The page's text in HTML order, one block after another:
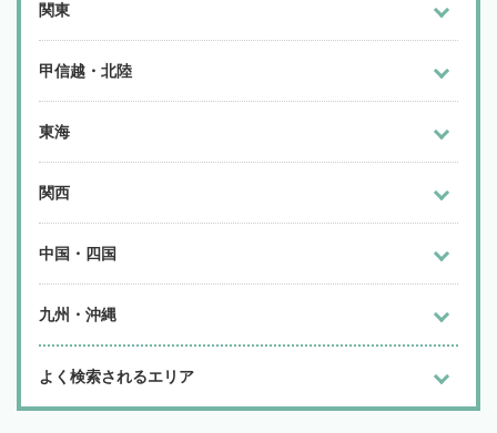
関東
甲信越・北陸
東海
関西
中国・四国
九州・沖縄
よく検索されるエリア